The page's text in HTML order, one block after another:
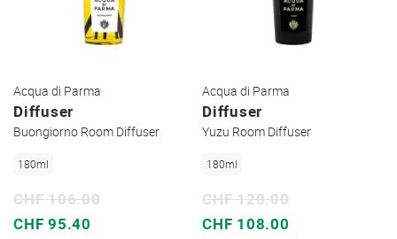
Acqua di Parma
Diffuser
Buongiorno Room Diffuser
180ml
Sonderpreis
CHF 95.40
CHF 106.00
Acqua di Parma
Diffuser
Yuzu Room Diffuser
180ml
Sonderpreis
CHF 108.00
CHF 120.00